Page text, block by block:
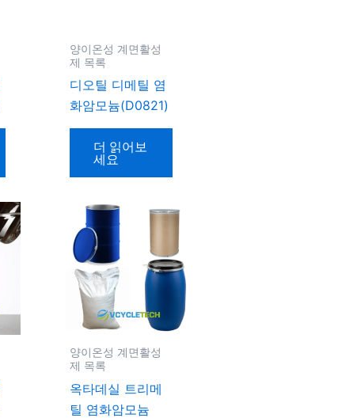
양이온성 계면활성
제 목록
디오틸 디메틸 염
화암모늄(D0821)
더 읽어보
세요
양이온성 계면활성
제 목록
옥타데실 트리메
틸 염화암모늄